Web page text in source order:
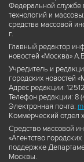
Федеральной службе
технологий и
средства массовой
г.
Главный редактор
новостей «Москва»
Учредитель и
городских новостей
Адрес редакции:
Телефон редакции: 8
Электронная почта:
Коммерческий отдел
Средство массовой
«Агентство
поддержке
Москвы.